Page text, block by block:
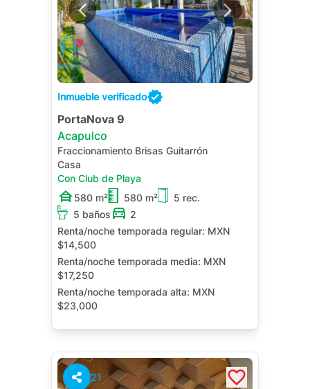
Inmueble verificado
PortaNova 9
Acapulco
Fraccionamiento Brisas Guitarrón
Casa
Con Club de Playa
580 m²
580 m²
5 rec.
5 baños
2
Renta/noche temporada regular: MXN
$14,500
Renta/noche temporada media: MXN
$17,250
Renta/noche temporada alta: MXN
$23,000
Alberca Privada Jardín Roof Garden
21